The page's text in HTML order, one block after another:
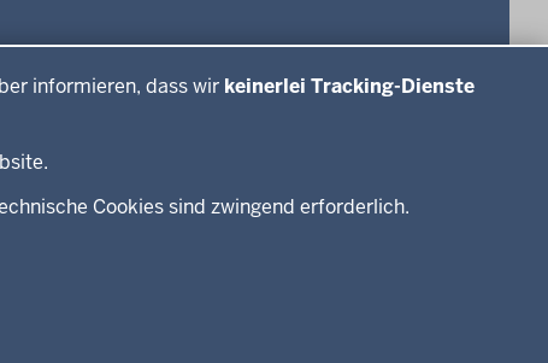
informieren, dass wir keinerlei Tracking-Dienste
Cookies sind zwingend erforderlich.